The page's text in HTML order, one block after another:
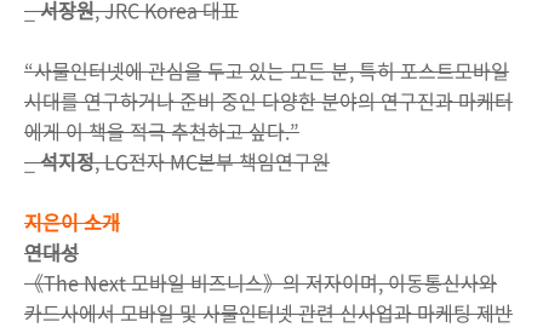
_서장원, JRC Korea 대표
“사물인터넷에 관심을 두고 있는 모든 분, 특히 포스트모바일
시대를 연구하거나 준비 중인 다양한 분야의 연구진과 마케터
에게 이 책을 적극 추천하고 싶다.”
_석지정, LG전자 MC본부 책임연구원
지은이 소개
연대성
《The Next 모바일 비즈니스》의 저자이며, 이동통신사와
카드사에서 모바일 및 사물인터넷 관련 신사업과 마케팅 제반